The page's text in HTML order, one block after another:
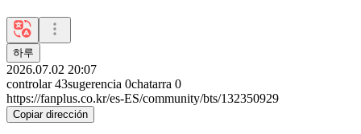
하루
2026.07.02 20:07
controlar 43sugerencia 0chatarra 0
https://fanplus.co.kr/es-ES/community/bts/132350929
Copiar dirección